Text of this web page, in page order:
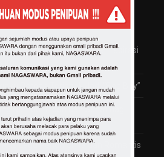
Klip Perdana, Vio Kijo Terinspirasi
Pernah Terjebak Jadi “Bad Boy”
Rambut Indah dan Sehat bagi
Rilis Lagu Penuh Cinta dan Romantis